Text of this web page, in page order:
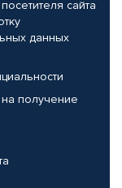
сайта
данных
получение